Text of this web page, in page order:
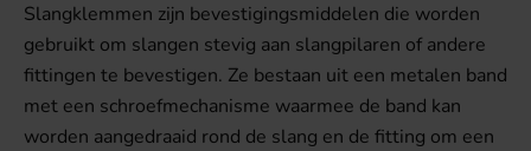
Slangklemmen zijn bevestigingsmiddelen die worden
gebruikt om slangen stevig aan slangpilaren of andere
fittingen te bevestigen. Ze bestaan ​​uit een metalen band
met een schroefmechanisme waarmee de band kan
worden aangedraaid rond de slang en de fitting om een ​​